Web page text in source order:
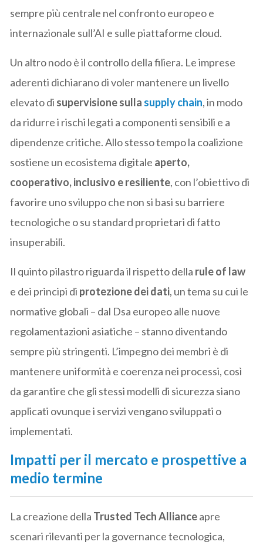
sempre più centrale nel confronto europeo e
internazionale sull’AI e sulle piattaforme cloud.
Un altro nodo è il controllo della filiera. Le imprese
aderenti dichiarano di voler mantenere un livello
elevato di supervisione sulla supply chain, in modo
da ridurre i rischi legati a componenti sensibili e a
dipendenze critiche. Allo stesso tempo la coalizione
sostiene un ecosistema digitale aperto,
cooperativo, inclusivo e resiliente, con l’obiettivo di
favorire uno sviluppo che non si basi su barriere
tecnologiche o su standard proprietari di fatto
insuperabili.
Il quinto pilastro riguarda il rispetto della rule of law
e dei principi di protezione dei dati, un tema su cui le
normative globali – dal Dsa europeo alle nuove
regolamentazioni asiatiche – stanno diventando
sempre più stringenti. L’impegno dei membri è di
mantenere uniformità e coerenza nei processi, così
da garantire che gli stessi modelli di sicurezza siano
applicati ovunque i servizi vengano sviluppati o
implementati.
Impatti per il mercato e prospettive a
medio termine
La creazione della Trusted Tech Allianceapre
scenari rilevanti per la governance tecnologica,